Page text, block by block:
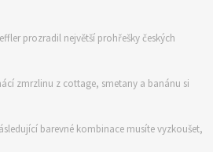
prozradil největší prohřešky českých
zmrzlinu z cottage, smetany a banánu si
barevné kombinace musíte vyzkoušet,